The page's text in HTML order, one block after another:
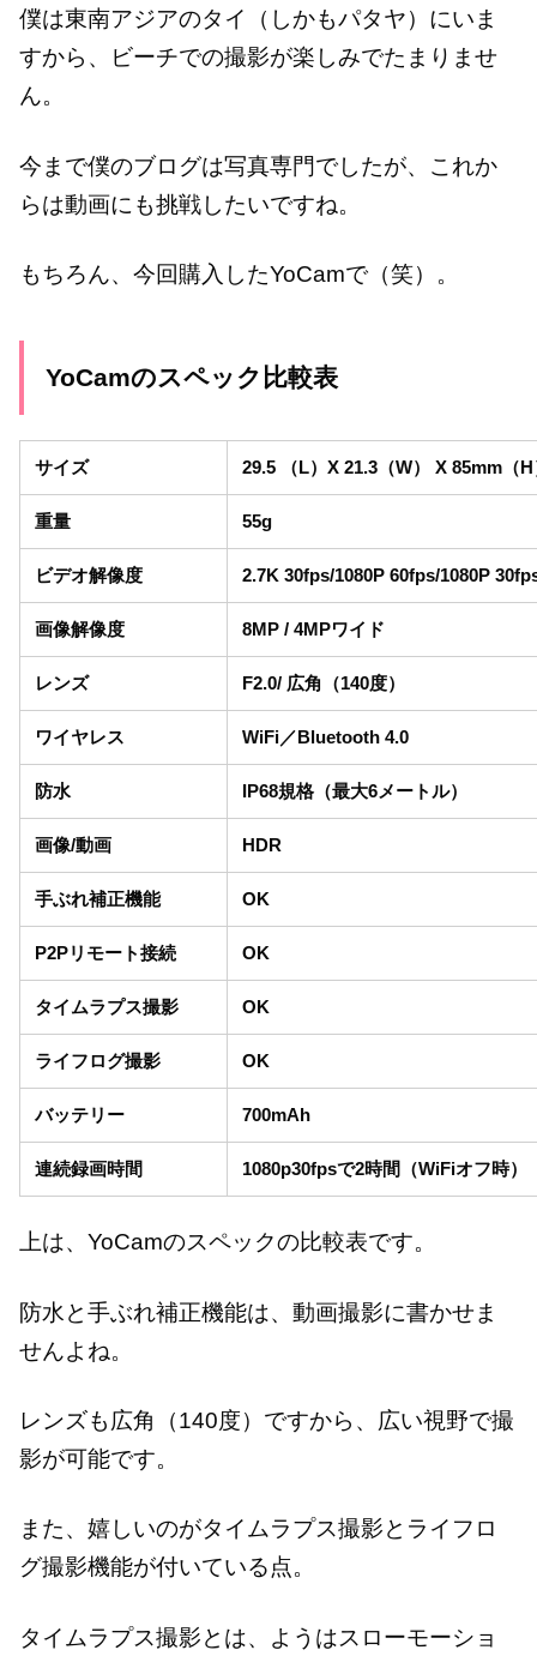
僕は東南アジアのタイ（しかもパタヤ）にいま
すから、ビーチでの撮影が楽しみでたまりませ
ん。
今まで僕のブログは写真専門でしたが、これか
らは動画にも挑戦したいですね。
もちろん、今回購入したYoCamで（笑）。
YoCamのスペック比較表
サイズ 29.5 （L）X 21.3（W） X 85mm（
重量 55g
ビデオ解像度 2.7K 30fps/1080P 60fps/1080P
画像解像度 8MP / 4MPワイド
レンズ F2.0/ 広角（140度）
ワイヤレス WiFi／Bluetooth 4.0
防水 IP68規格（最大6メートル）
画像/動画 HDR
手ぶれ補正機能 OK
P2Pリモート接続 OK
タイムラプス撮影 OK
ライフログ撮影 OK
バッテリー 700mAh
連続録画時間 1080p30fpsで2時間（WiFiオフ時）
上は、YoCamのスペックの比較表です。
防水と手ぶれ補正機能は、動画撮影に書かせま
せんよね。
レンズも広角（140度）ですから、広い視野で撮
影が可能です。
また、嬉しいのがタイムラプス撮影とライフロ
グ撮影機能が付いている点。
タイムラプス撮影とは、ようはスローモーショ